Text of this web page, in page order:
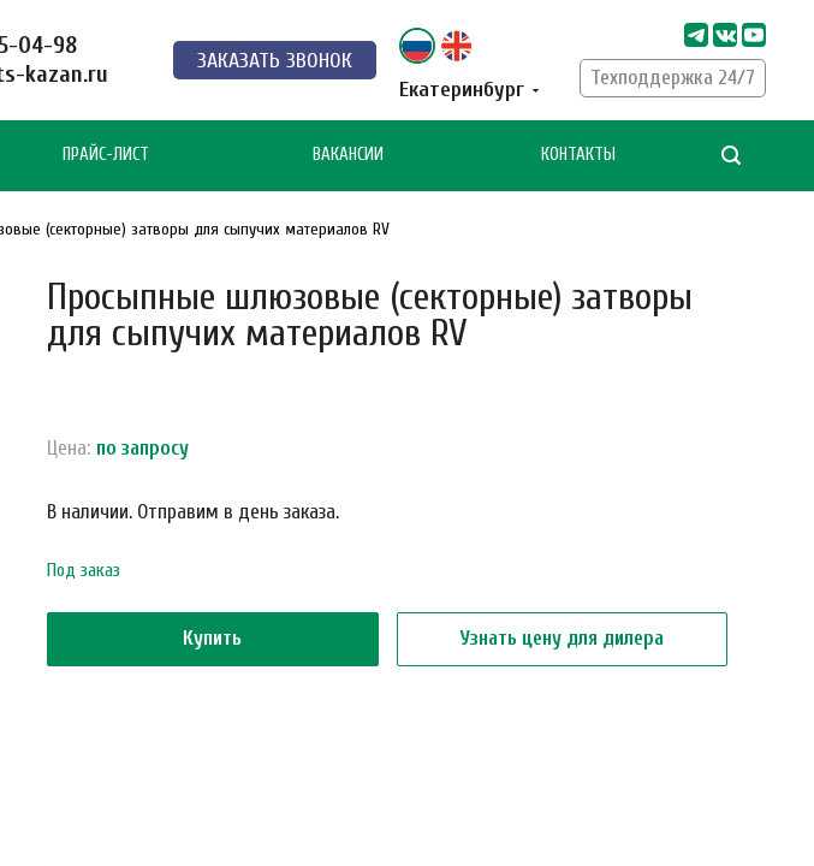
04-98
kazan.ru
ЗАКАЗАТЬ ЗВОНОК
Екатеринбург
Техподдержка 24/7
ПРАЙС-ЛИСТ ВАКАНСИИ КОНТАКТЫ
(секторные) затворы для сыпучих материалов RV
Просыпные шлюзовые (секторные) затворы
для сыпучих материалов RV
Цена: по запросу
В наличии. Отправим в день заказа.
Под заказ
Купить Узнать цену для дилера